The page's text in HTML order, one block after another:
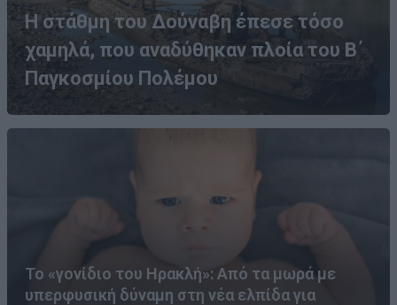
Η στάθμη του Δούναβη έπεσε τόσο
χαμηλά, που αναδύθηκαν πλοία του Β΄
Παγκοσμίου Πολέμου
Το «γονίδιο του Ηρακλή»: Από τα μωρά με
υπερφυσική δύναμη στη νέα ελπίδα για